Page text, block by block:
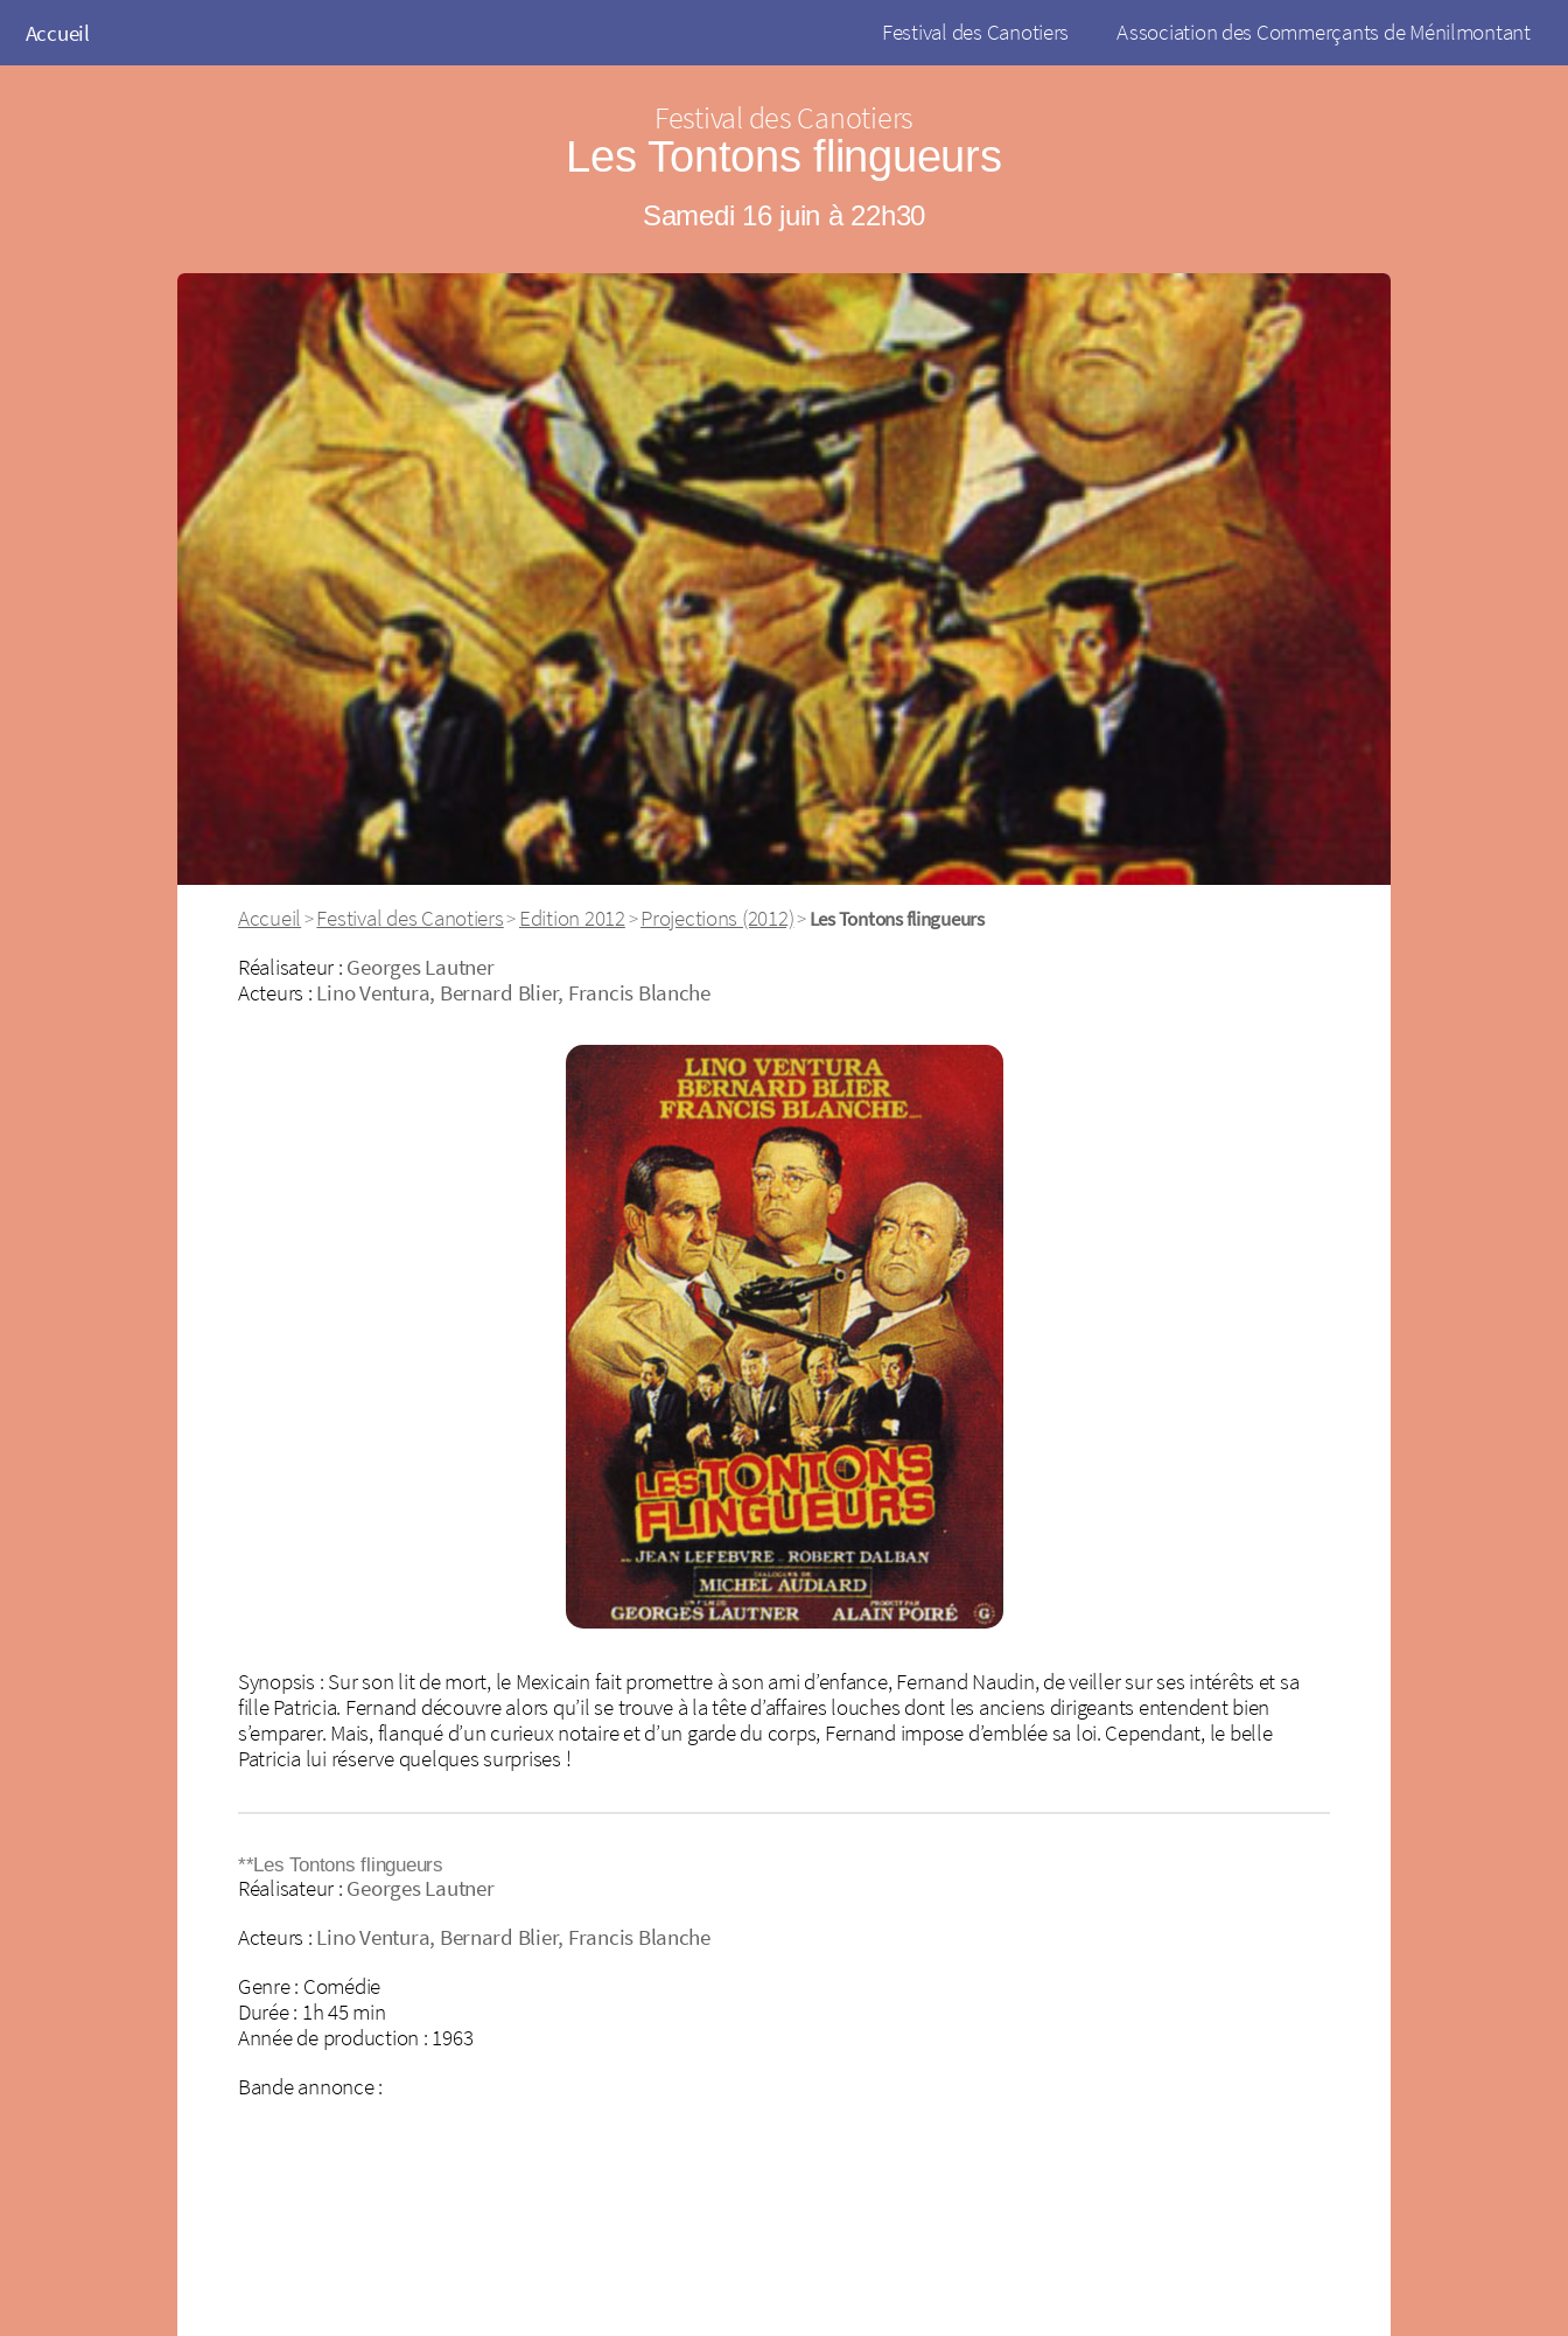
Accueil Festival des Canotiers Association des Commerçants de Ménilmontant
Festival des Canotiers
Les Tontons flingueurs
Samedi 16 juin à 22h30
Accueil >Festival des Canotiers>Edition 2012>Projections (2012)>Les Tontons flingueurs
Réalisateur : Georges Lautner
Acteurs : Lino Ventura, Bernard Blier, Francis Blanche
Synopsis : Sur son lit de mort, le Mexicain fait promettre à son ami d’enfance, Fernand Naudin, de veiller sur ses intérêts et sa
fille Patricia. Fernand découvre alors qu’il se trouve à la tête d’affaires louches dont les anciens dirigeants entendent bien
s’emparer. Mais, flanqué d’un curieux notaire et d’un garde du corps, Fernand impose d’emblée sa loi. Cependant, le belle
Patricia lui réserve quelques surprises !
**Les Tontons flingueurs
Réalisateur : Georges Lautner
Acteurs : Lino Ventura, Bernard Blier, Francis Blanche
Genre : Comédie
Durée : 1h 45 min
Année de production : 1963
Bande annonce :